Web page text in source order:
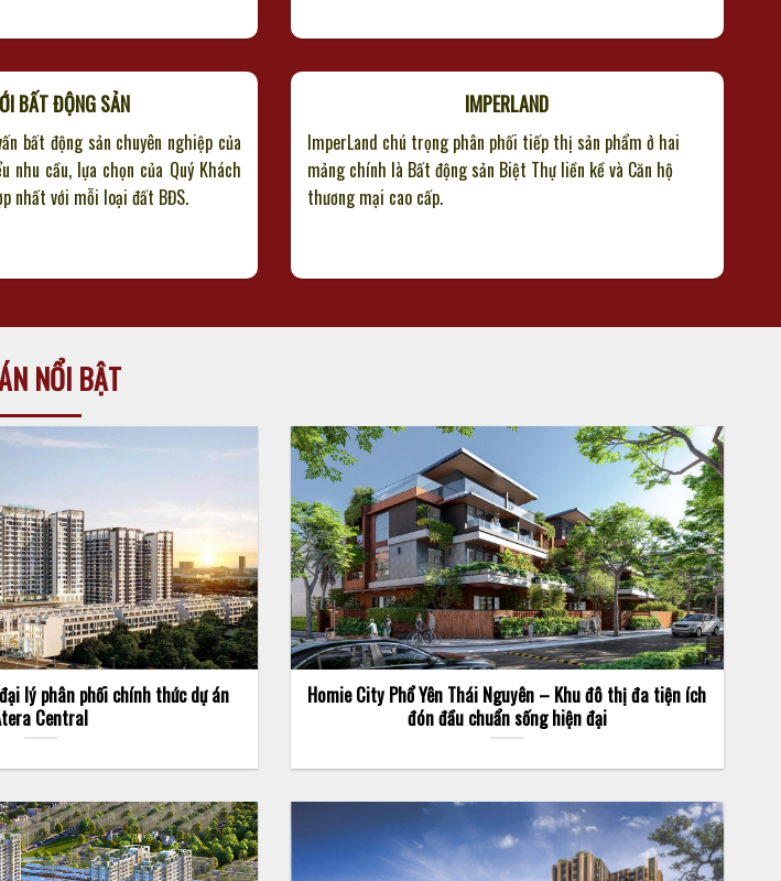
BẤT ĐỘNG SẢN
bất động sản chuyên nghiệp của
nhu cầu, lựa chọn của Quý Khách
nhất với mỗi loại đất BĐS.
IMPERLAND
ImperLand chú trọng phân phối tiếp thị sản phẩm ở hai
mảng chính là Bất động sản Biệt Thự liền kề và Căn hộ
thương mại cao cấp.
NỔI BẬT
lý phân phối chính thức dự án
Central
Homie City Phổ Yên Thái Nguyên – Khu đô thị đa tiện ích
đón đầu chuẩn sống hiện đại